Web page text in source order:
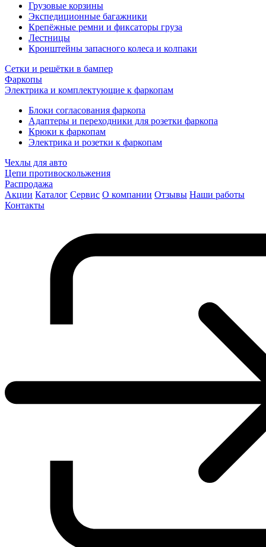
Грузовые корзины
Экспедиционные багажники
Крепёжные ремни и фиксаторы груза
Лестницы
Кронштейны запасного колеса и колпаки
Сетки и решётки в бампер
Фаркопы
Электрика и комплектующие к фаркопам
Блоки согласования фаркопа
Адаптеры и переходники для розетки фаркопа
Крюки к фаркопам
Электрика и розетки к фаркопам
Чехлы для авто
Цепи противоскольжения
Распродажа
Акции Каталог Сервис О компании Отзывы Наши работы
Контакты